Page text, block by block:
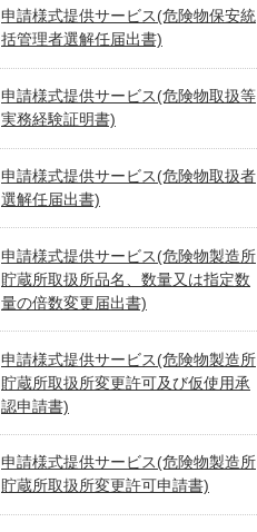
申請様式提供サービス(危険物保安統
括管理者選解任届出書)
申請様式提供サービス(危険物取扱等
実務経験証明書)
申請様式提供サービス(危険物取扱者
選解任届出書)
申請様式提供サービス(危険物製造所
貯蔵所取扱所品名、数量又は指定数
量の倍数変更届出書)
申請様式提供サービス(危険物製造所
貯蔵所取扱所変更許可及び仮使用承
認申請書)
申請様式提供サービス(危険物製造所
貯蔵所取扱所変更許可申請書)